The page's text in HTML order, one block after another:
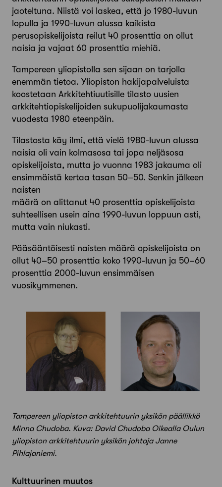
jaoteltuna. Niistä voi laskea, että jo 1980-luvun
lopulla ja 1990-luvun alussa kaikista
perusopiskelijoista reilut 40 prosenttia on ollut
naisia ja vajaat 60 prosenttia miehiä.
Tampereen yliopistolla sen sijaan on tarjolla
enemmän tietoa. Yliopiston hakijapalveluista
koostetaan Arkki­tehtiuutisille tilasto uusien
arkkitehtiopiskelijoiden sukupuolijakaumasta
vuodesta 1980 eteenpäin.
Tilastosta käy ilmi, että vielä 1980-luvun alussa
naisia oli vain kolmasosa tai jopa neljäsosa
opiskelijoista, mutta jo vuonna 1983 jakauma oli
ensimmäistä kertaa tasan 50–50. Senkin jälkeen
naisten
määrä on alittanut 40 prosenttia opiskelijoista
suhteellisen usein aina 1990-luvun loppuun asti,
mutta vain niukasti.
Pääsääntöisesti naisten määrä opiskelijoista on
ollut 40–50 prosenttia koko 1990-luvun ja 50–60
prosenttia 2000-luvun ensimmäisen
vuosikymmenen.
Tampereen yliopiston arkkitehtuurin yksikön päällikkö
Minna Chudoba. Kuva: David Chudoba Oikealla Oulun
yliopiston arkkitehtuurin yksikön johtaja Janne
Pihlajaniemi.
Kulttuurinen muutos